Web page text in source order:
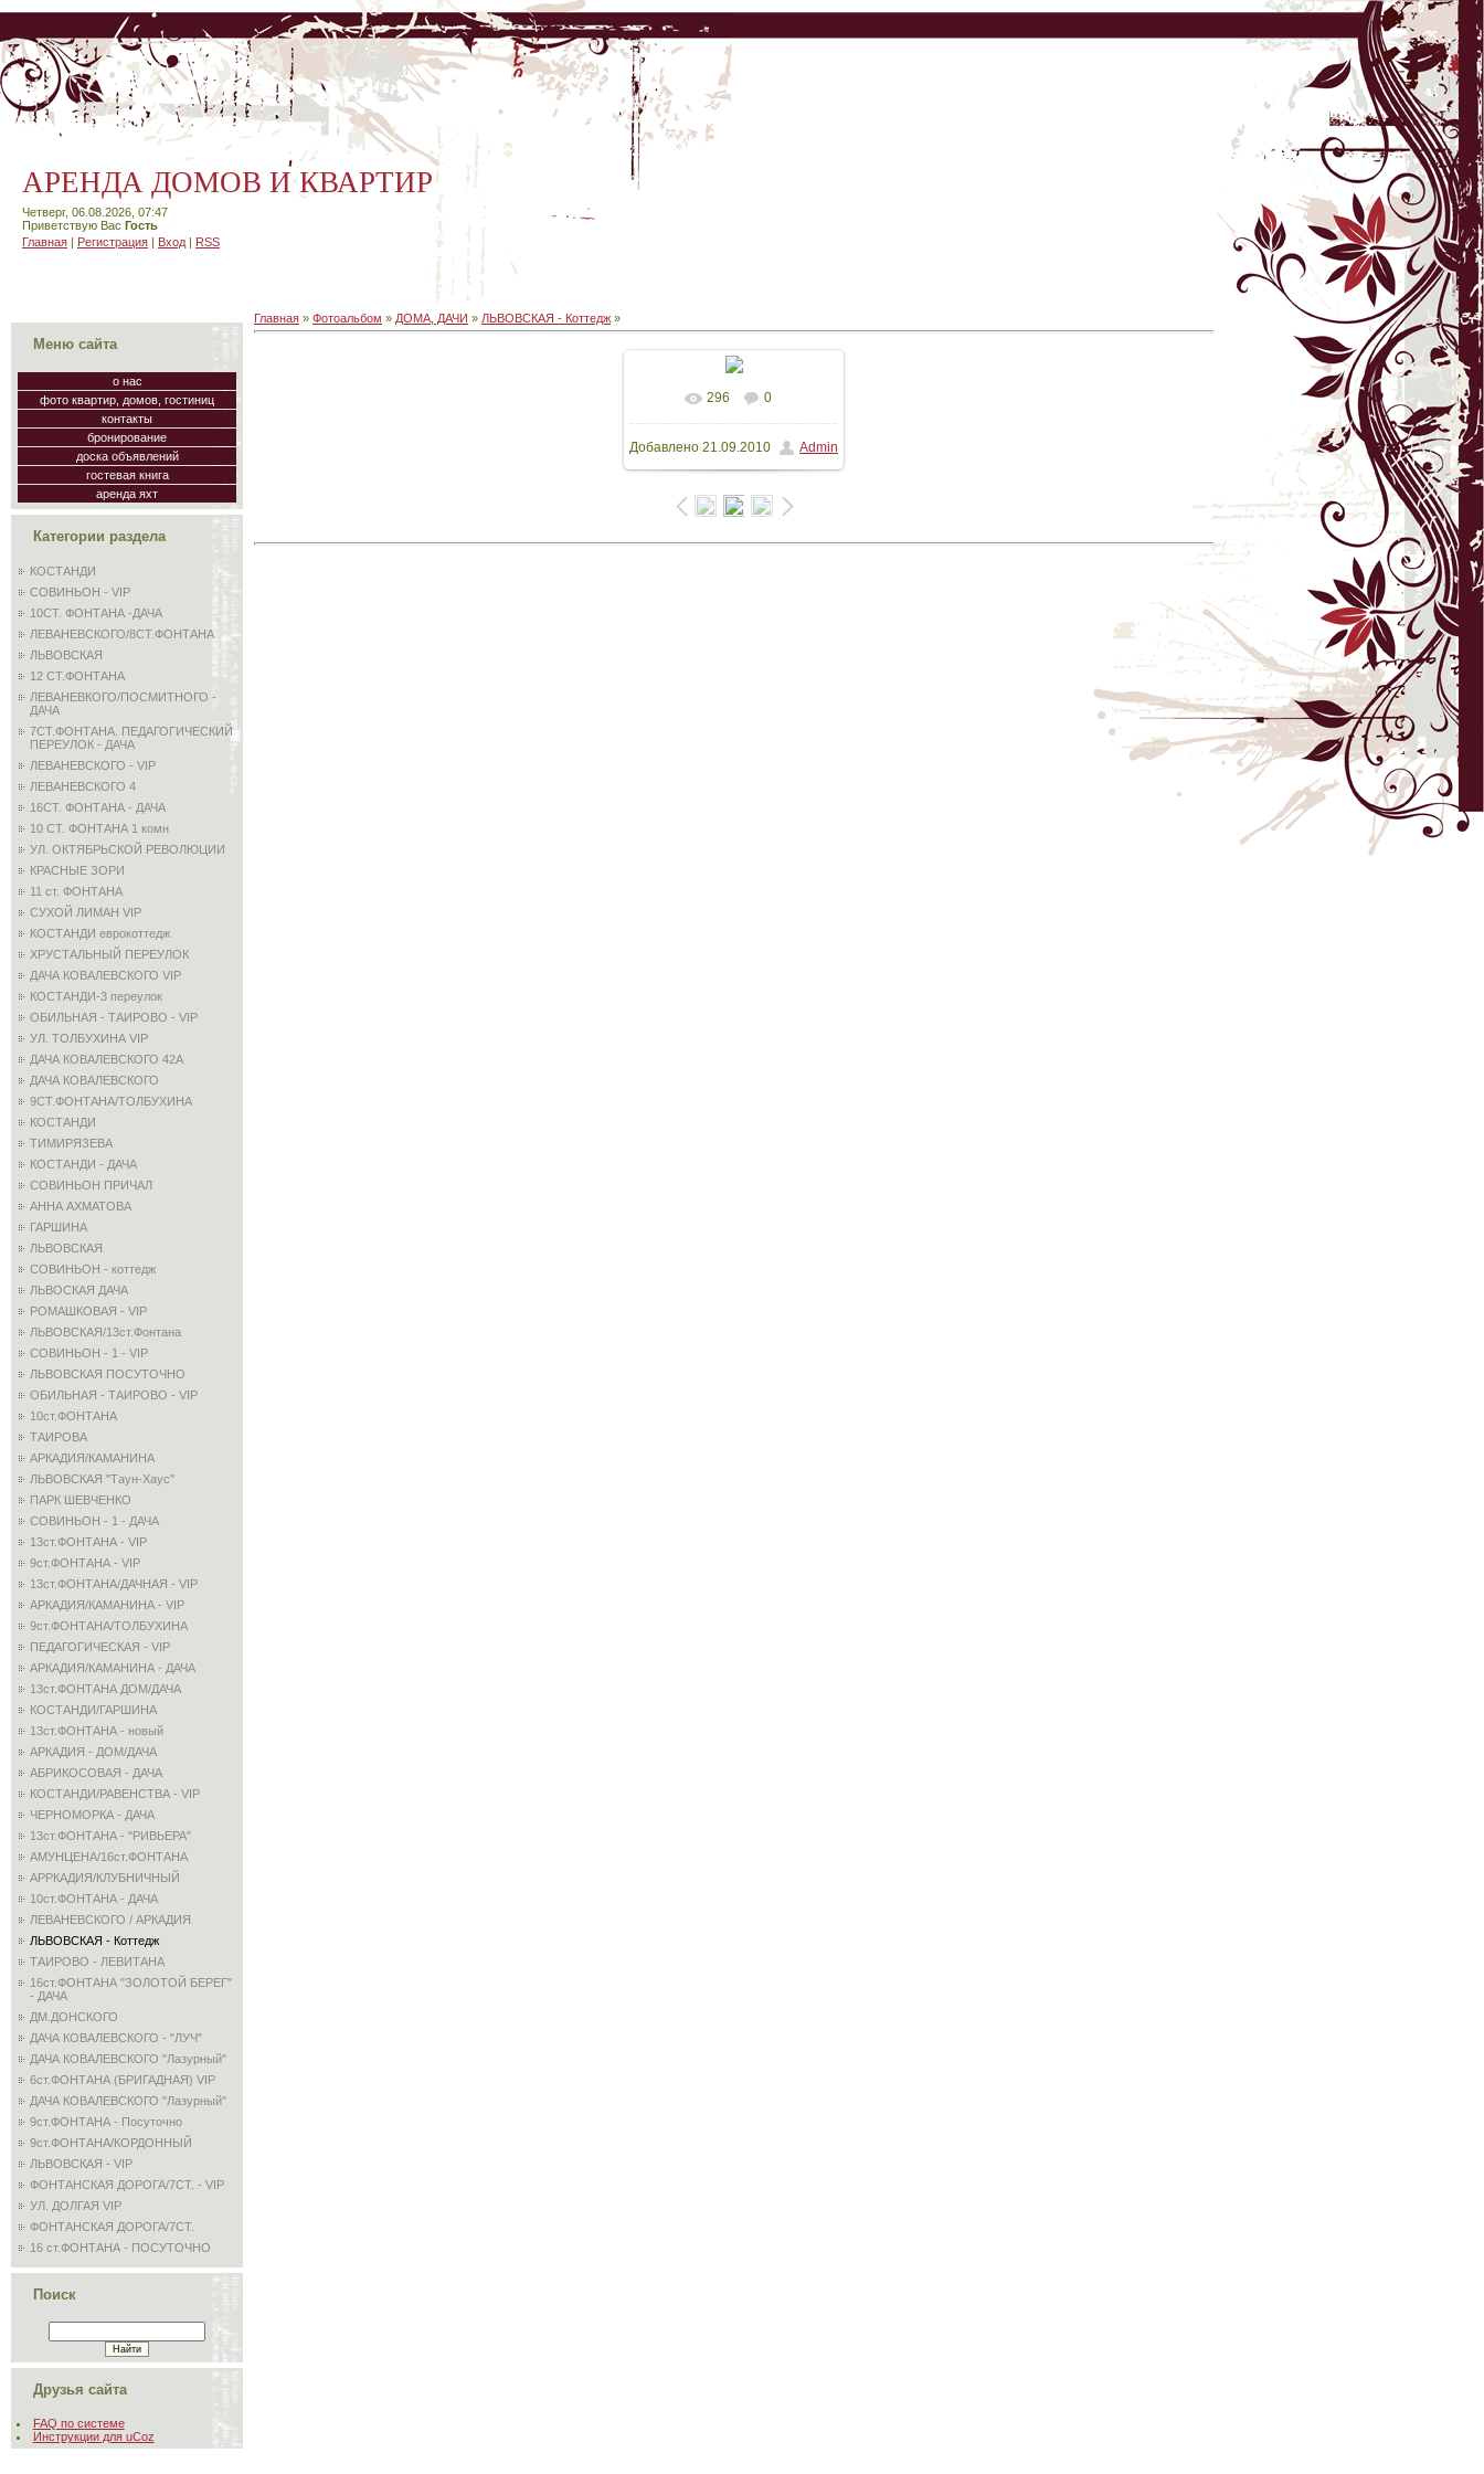
АРЕНДА ДОМОВ И КВАРТИР
Четверг, 06.08.2026, 07:47
Приветствую Вас Гость
Главная | Регистрация | Вход | RSS
Меню сайта
о нас
фото квартир, домов, гостиниц
контакты
бронирование
доска объявлений
гостевая книга
аренда яхт
Категории раздела
КОСТАНДИ
СОВИНЬОН - VIP
10СТ. ФОНТАНА -ДАЧА
ЛЕВАНЕВСКОГО/8СТ.ФОНТАНА
ЛЬВОВСКАЯ
12 СТ.ФОНТАНА
ЛЕВАНЕВКОГО/ПОСМИТНОГО -
ДАЧА
7СТ.ФОНТАНА. ПЕДАГОГИЧЕСКИЙ
ПЕРЕУЛОК - ДАЧА
ЛЕВАНЕВСКОГО - VIP
ЛЕВАНЕВСКОГО 4
16СТ. ФОНТАНА - ДАЧА
10 СТ. ФОНТАНА 1 комн
УЛ. ОКТЯБРЬСКОЙ РЕВОЛЮЦИИ
КРАСНЫЕ ЗОРИ
11 ст. ФОНТАНА
СУХОЙ ЛИМАН VIP
КОСТАНДИ еврокоттедж
ХРУСТАЛЬНЫЙ ПЕРЕУЛОК
ДАЧА КОВАЛЕВСКОГО VIP
КОСТАНДИ-3 переулок
ОБИЛЬНАЯ - ТАИРОВО - VIP
УЛ. ТОЛБУХИНА VIP
ДАЧА КОВАЛЕВСКОГО 42А
ДАЧА КОВАЛЕВСКОГО
9СТ.ФОНТАНА/ТОЛБУХИНА
КОСТАНДИ
ТИМИРЯЗЕВА
КОСТАНДИ - ДАЧА
СОВИНЬОН ПРИЧАЛ
АННА АХМАТОВА
ГАРШИНА
ЛЬВОВСКАЯ
СОВИНЬОН - коттедж
ЛЬВОСКАЯ ДАЧА
РОМАШКОВАЯ - VIP
ЛЬВОВСКАЯ/13ст.Фонтана
СОВИНЬОН - 1 - VIP
ЛЬВОВСКАЯ ПОСУТОЧНО
ОБИЛЬНАЯ - ТАИРОВО - VIP
10ст.ФОНТАНА
ТАИРОВА
АРКАДИЯ/КАМАНИНА
ЛЬВОВСКАЯ "Таун-Хаус"
ПАРК ШЕВЧЕНКО
СОВИНЬОН - 1 - ДАЧА
13ст.ФОНТАНА - VIP
9ст.ФОНТАНА - VIP
13ст.ФОНТАНА/ДАЧНАЯ - VIP
АРКАДИЯ/КАМАНИНА - VIP
9ст.ФОНТАНА/ТОЛБУХИНА
ПЕДАГОГИЧЕСКАЯ - VIP
АРКАДИЯ/КАМАНИНА - ДАЧА
13ст.ФОНТАНА ДОМ/ДАЧА
КОСТАНДИ/ГАРШИНА
13ст.ФОНТАНА - новый
АРКАДИЯ - ДОМ/ДАЧА
АБРИКОСОВАЯ - ДАЧА
КОСТАНДИ/РАВЕНСТВА - VIP
ЧЕРНОМОРКА - ДАЧА
13ст.ФОНТАНА - "РИВЬЕРА"
АМУНЦЕНА/16ст.ФОНТАНА
АРРКАДИЯ/КЛУБНИЧНЫЙ
10ст.ФОНТАНА - ДАЧА
ЛЕВАНЕВСКОГО / АРКАДИЯ
ЛЬВОВСКАЯ - Коттедж
ТАИРОВО - ЛЕВИТАНА
16ст.ФОНТАНА "ЗОЛОТОЙ БЕРЕГ"
- ДАЧА
ДМ.ДОНСКОГО
ДАЧА КОВАЛЕВСКОГО - "ЛУЧ"
ДАЧА КОВАЛЕВСКОГО "Лазурный"
6ст.ФОНТАНА (БРИГАДНАЯ) VIP
ДАЧА КОВАЛЕВСКОГО "Лазурный"
9ст.ФОНТАНА - Посуточно
9ст.ФОНТАНА/КОРДОННЫЙ
ЛЬВОВСКАЯ - VIP
ФОНТАНСКАЯ ДОРОГА/7СТ. - VIP
УЛ. ДОЛГАЯ VIP
ФОНТАНСКАЯ ДОРОГА/7СТ.
16 ст.ФОНТАНА - ПОСУТОЧНО
Поиск
Друзья сайта
FAQ по системе
Инструкции для uCoz
Главная » Фотоальбом » ДОМА, ДАЧИ » ЛЬВОВСКАЯ - Коттедж »
В реальном размере
600x399/ 29.1Kb
296 0
Добавлено 21.09.2010 Admin